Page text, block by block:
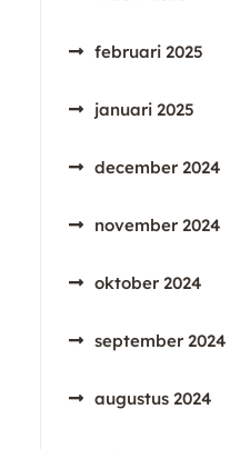
februari 2025
januari 2025
december 2024
november 2024
oktober 2024
september 2024
augustus 2024